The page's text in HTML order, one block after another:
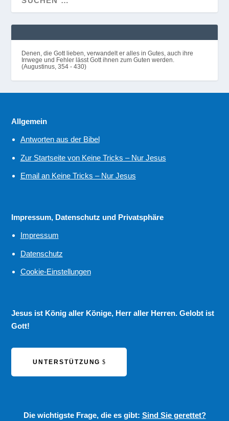
Denen, die Gott lieben, verwandelt er alles in Gutes, auch ihre
Irrwege und Fehler lässt Gott ihnen zum Guten werden.
(Augustinus, 354 - 430)
Allgemein
Antworten aus der Bibel
Zur Startseite von Keine Tricks – Nur Jesus
Email an Keine Tricks – Nur Jesus
Impressum, Datenschutz und Privatsphäre
Impressum
Datenschutz
Cookie-Einstellungen
Jesus ist König aller Könige, Herr aller Herren. Gelobt ist
Gott!
UNTERSTÜTZUNG
Die wichtigste Frage, die es gibt: Sind Sie gerettet?